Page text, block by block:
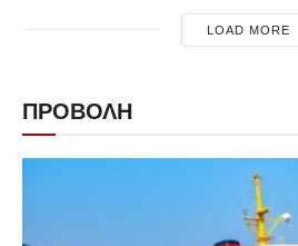
LOAD MORE
ΠΡΟΒΟΛΗ